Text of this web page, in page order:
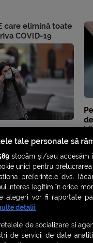
care elimină toate
COVID-19
tale personale să
stocăm și/sau accesăm
unici pentru
preferințele dvs.
interes legitim în orice
alegeri vor fi raportate
detalii
de socializare si
de servicii de date